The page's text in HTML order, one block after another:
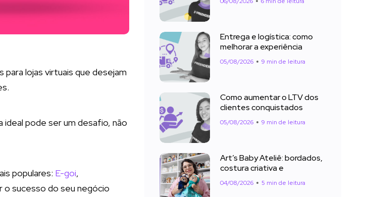
lojas virtuais que desejam
ideal pode ser um desafio, não
populares: E-goi,
o sucesso do seu negócio
Entrega e logística: como
melhorar a experiência
05/08/2026 9 min de leitura
Como aumentar o LTV dos
clientes conquistados
05/08/2026 9 min de leitura
Art’s Baby Ateliê: bordados,
costura criativa e
04/08/2026 5 min de leitura